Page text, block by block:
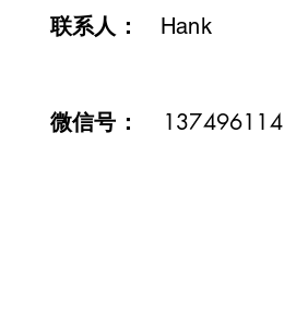
联系人： Hank
微信号： 137496114